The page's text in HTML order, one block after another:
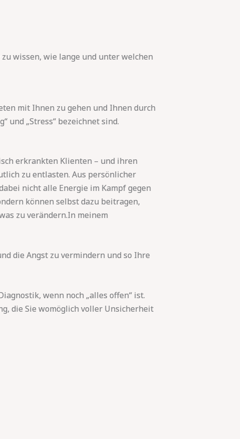
wissen, wie lange und unter welchen
mit Ihnen zu gehen und Ihnen durch
und „Stress“ bezeichnet sind.
erkrankten Klienten – und ihren
zu entlasten. Aus persönlicher
nicht alle Energie im Kampf gegen
können selbst dazu beitragen,
zu verändern.In meinem
die Angst zu vermindern und so Ihre
wenn noch „alles offen“ ist.
die Sie womöglich voller Unsicherheit